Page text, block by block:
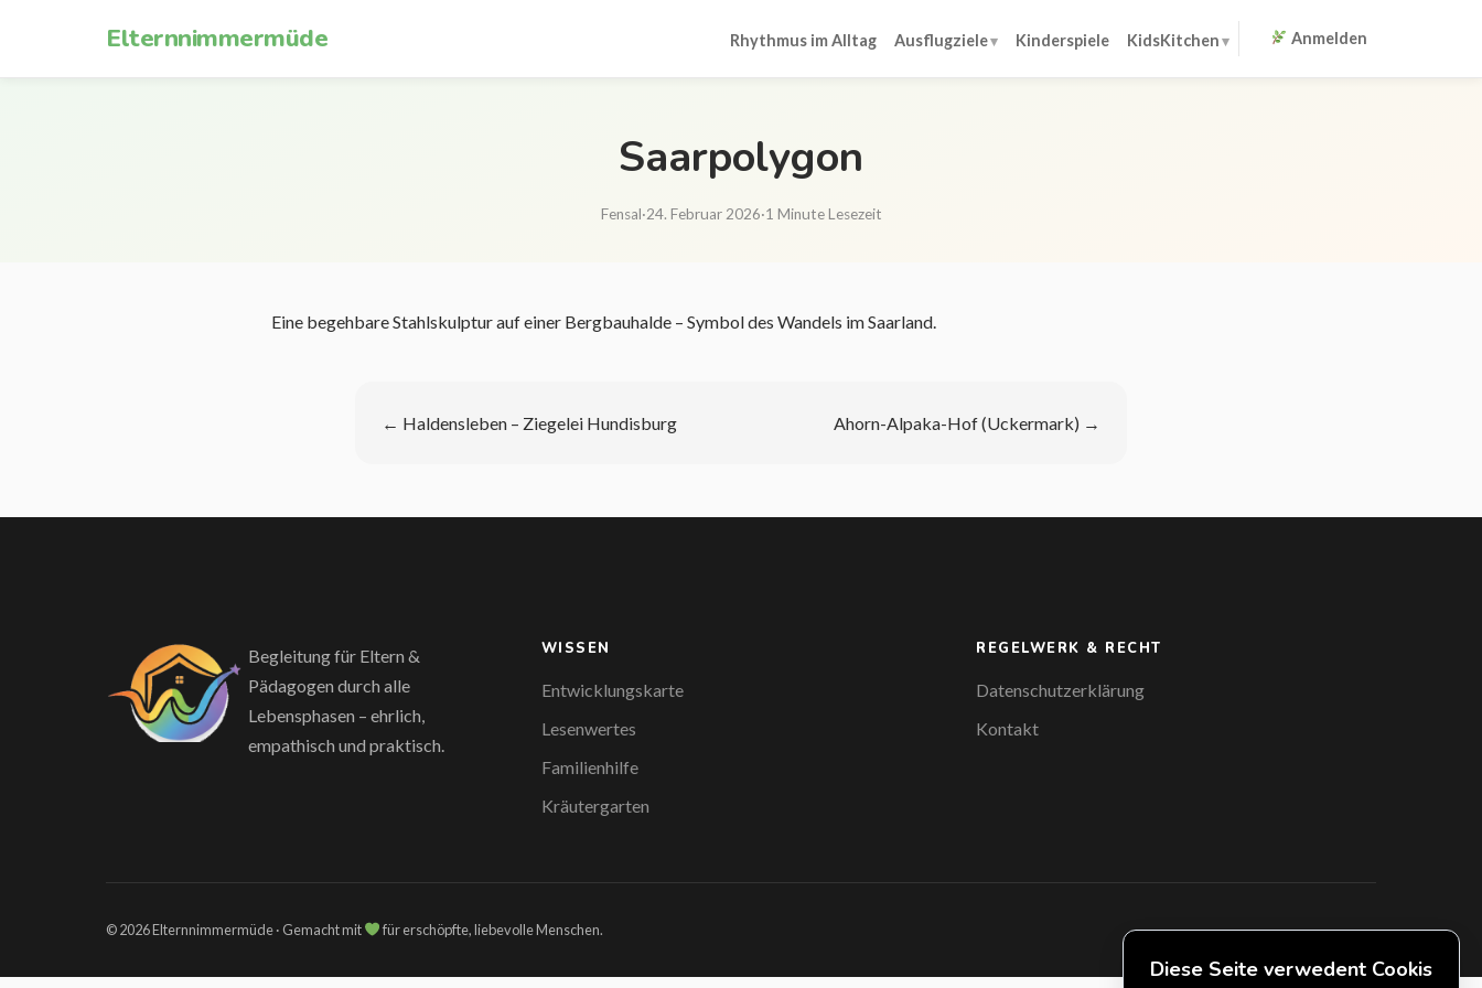
Elternnimmermüde Rhythmus im Alltag Ausflugziele Kinderspiele KidsKitchen Anmelden
Saarpolygon
Fensal·24. Februar 2026·1 Minute Lesezeit
Eine begehbare Stahlskulptur auf einer Bergbauhalde – Symbol des Wandels im Saarland.
← Haldensleben – Ziegelei Hundisburg Ahorn-Alpaka-Hof (Uckermark) →
Begleitung für Eltern &
Pädagogen durch alle
Lebensphasen – ehrlich,
empathisch und praktisch.
WISSEN
Entwicklungskarte
Lesenwertes
Familienhilfe
Kräutergarten
REGELWERK & RECHT
Datenschutzerklärung
Kontakt
© 2026 Elternnimmermüde · Gemacht mit für erschöpfte, liebevolle Menschen.
Diese Seite verwedent Cookis